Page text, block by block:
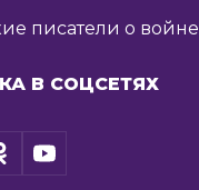
писатели о войне
В СОЦСЕТЯХ